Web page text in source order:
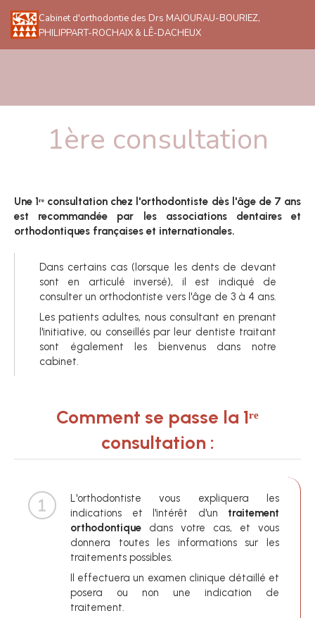
Cabinet d'orthodontie des Drs MAJOURAU-BOURIEZ,
PHILIPPART-ROCHAIX & LÊ-DACHEUX
1ère consultation
Une 1ʳᵉ consultation chez l'orthodontiste dès l'âge de 7 ans
est recommandée par les associations dentaires et
orthodontiques françaises et internationales.
Dans certains cas (lorsque les dents de devant
sont en articulé inversé), il est indiqué de
consulter un orthodontiste vers l'âge de 3 à 4 ans.
Les patients adultes, nous consultant en prenant
l'initiative, ou conseillés par leur dentiste traitant
sont également les bienvenus dans notre
cabinet.
Comment se passe la 1ʳᵉ
consultation :
L'orthodontiste vous expliquera les
indications et l'intérêt d'un traitement
orthodontique dans votre cas, et vous
donnera toutes les informations sur les
traitements possibles.
Il effectuera un examen clinique détaillé et
posera ou non une indication de
traitement.